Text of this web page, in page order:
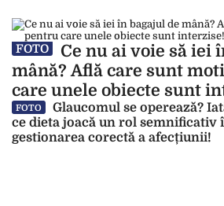
FOTO
Ce nu ai voie să iei
mână? Află care sunt
care unele obiecte sunt
FOTO
Glaucomul se operează?
ce dieta joacă un rol semnificativ
gestionarea corectă a afecțiunii!